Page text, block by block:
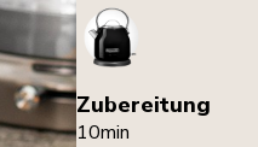
Kettle
Zubereitung
10min